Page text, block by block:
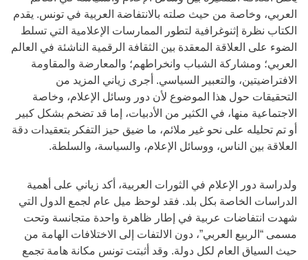
العربي، وخاصة من حيث صلته بالانتفاضة العربية في تونس. يقدم
الكتاب نظرة إثنوغرافية لتطور الممارسات الإعلامية التي تسلط
الضوء على العلاقة المعقدة بين الثقافة الرقمية الناشئة في العالم
العربي؛ ومشاركة الشباب وانخراطهم؛ والمعارضة والمقاومة
الافتراضيتين، والتعبير السياسي. أجرى زياني المزيد من
التحقيقات حول هذا الموضوع لأن دور وسائل الإعلام، وخاصة
الاجتماعية منها، في الكثير من الأدبيات، إما قد تضخم بشكل كبير
أو تم تحليله على نحو غير ملائم، ما ضيق حيز التفكر بتعقيدات دقة
العلاقة بين الناس، ووسائل الإعلام، والسياسة، والسلطة.
ولدراسة دور الإعلام في الثورات العربية، أكد زياني على أهمية
الدراسات الخاصة بكل بلد. فقد لوحظ ميل عام لجمع الدول التي
شهدت انتفاضات عربية في إطار ظاهرة واحدة متجانسة وتحت
مسمى “الربيع العربي”، دون الالتفات إلى الاختلافات الهامة من
حيث السياق العام لكل دولة. وقد أثبتت تونس مكانة هامة تجمع